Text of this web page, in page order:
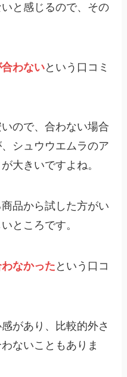
と感じるので、その
わないという口コミ
ので、合わない場合
シュウウエムラのア
大きいですよね。
品から試した方がい
ところです。
なかった という口コ
があり、比較的外さ
ないこともありま